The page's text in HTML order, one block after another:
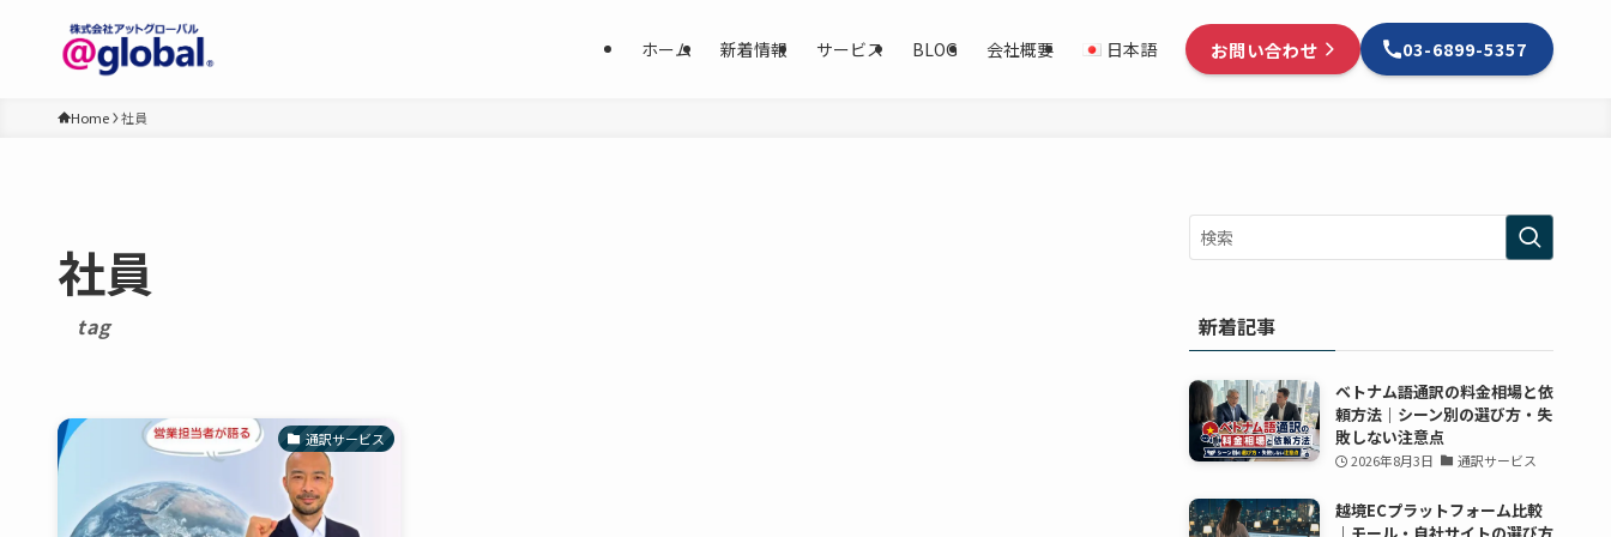
ホーム 新着情報 サービス BLOG 会社概要 日本語 お問い合わせ 03-6899-5357
Home 社員
社員
tag
通訳サービス
新着記事
ベトナム語通訳の料金相場と依
頼方法｜シーン別の選び方・失
敗しない注意点
2026年8月3日 通訳サービス
越境ECプラットフォーム比較